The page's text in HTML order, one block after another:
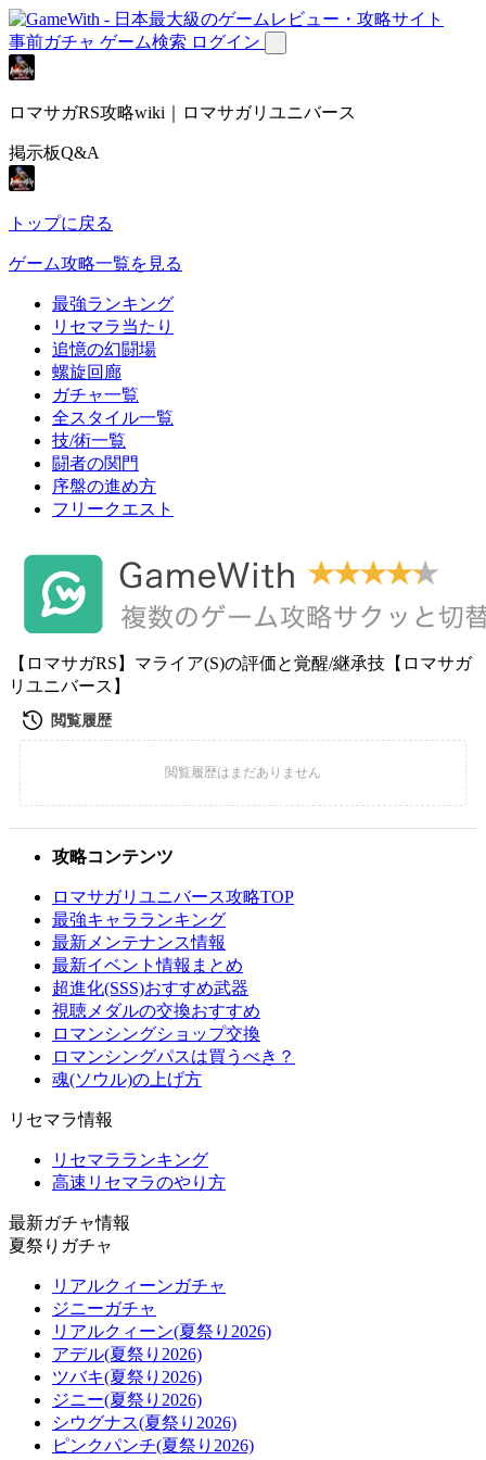
事前ガチャ ゲーム検索 ログイン
ロマサガRS攻略wiki｜ロマサガリユニバース
掲示板Q&A
トップに戻る
ゲーム攻略一覧を見る
最強ランキング
リセマラ当たり
追憶の幻闘場
螺旋回廊
ガチャ一覧
全スタイル一覧
技/術一覧
闘者の関門
序盤の進め方
フリークエスト
【ロマサガRS】マライア(S)の評価と覚醒/継承技【ロマサガ
リユニバース】
攻略コンテンツ
ロマサガリユニバース攻略TOP
最強キャラランキング
最新メンテナンス情報
最新イベント情報まとめ
超進化(SSS)おすすめ武器
視聴メダルの交換おすすめ
ロマンシングショップ交換
ロマンシングパスは買うべき？
魂(ソウル)の上げ方
リセマラ情報
リセマラランキング
高速リセマラのやり方
最新ガチャ情報
夏祭りガチャ
リアルクィーンガチャ
ジニーガチャ
リアルクィーン(夏祭り2026)
アデル(夏祭り2026)
ツバキ(夏祭り2026)
ジニー(夏祭り2026)
シウグナス(夏祭り2026)
ピンクパンチ(夏祭り2026)